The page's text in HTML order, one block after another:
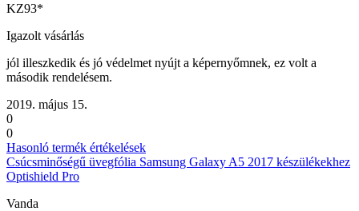
KZ93*
Igazolt vásárlás
jól illeszkedik és jó védelmet nyújt a képernyőmnek, ez volt a
második rendelésem.
2019. május 15.
0
0
Hasonló termék értékelések
Csúcsminőségű üvegfólia Samsung Galaxy A5 2017 készülékekhez
Optishield Pro
Vanda